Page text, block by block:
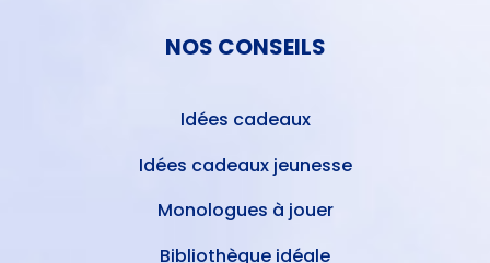
NOS CONSEILS
Idées cadeaux
Idées cadeaux jeunesse
Monologues à jouer
Bibliothèque idéale